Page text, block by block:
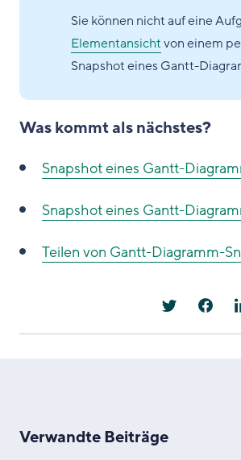
Sie können nicht auf eine
Elementansichtvon einem
Snapshot eines Gantt-
Was kommt als nächstes?
Snapshot eines Gantt-
Snapshot eines Gantt-
Teilen von Gantt-Diagramm-
Verwandte Beiträge